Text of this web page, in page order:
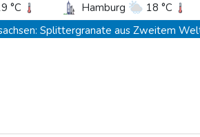
°C Hamburg 18 °C
20 °C Leipzig
Splittergranate aus Zweitem
in Lutschern: 68-Jähriger bei
No Go": Pressestimmen zum Verbleib